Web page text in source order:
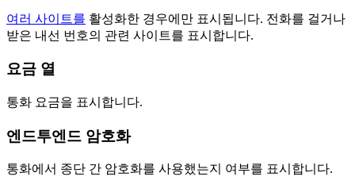
여러 사이트를 활성화한 경우에만 표시됩니다. 전화를 걸거나
받은 내선 번호의 관련 사이트를 표시합니다.
요금 열
통화 요금을 표시합니다.
엔드투엔드 암호화
통화에서 종단 간 암호화를 사용했는지 여부를 표시합니다.